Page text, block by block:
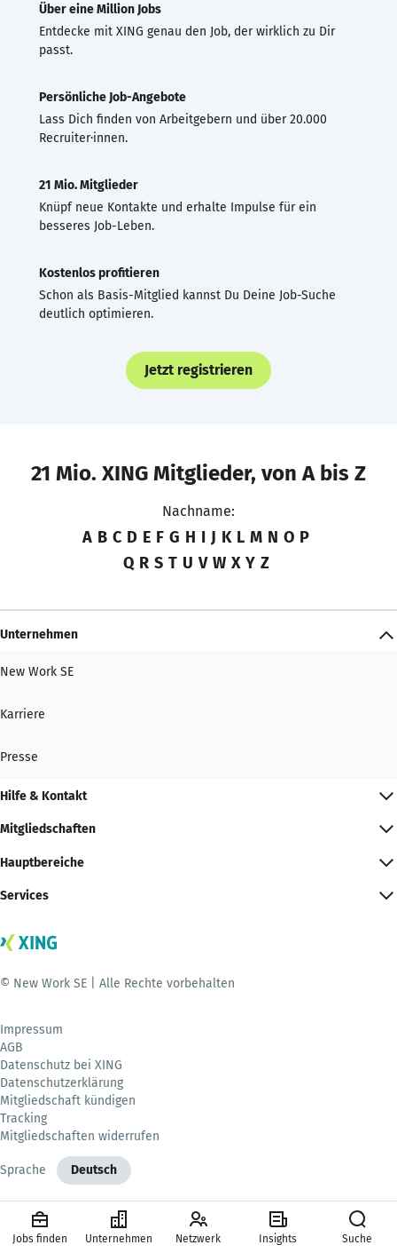
Über eine Million Jobs
Entdecke mit XING genau den Job, der wirklich zu Dir
passt.
Persönliche Job-Angebote
Lass Dich finden von Arbeitgebern und über 20.000
Recruiter·innen.
21 Mio. Mitglieder
Knüpf neue Kontakte und erhalte Impulse für ein
besseres Job-Leben.
Kostenlos profitieren
Schon als Basis-Mitglied kannst Du Deine Job-Suche
deutlich optimieren.
Jetzt registrieren
21 Mio. XING Mitglieder, von A bis Z
Nachname:
A B C D E F G H I J K L M N O P
Q R S T U V W X Y Z
Unternehmen
New Work SE
Karriere
Presse
Hilfe & Kontakt
Mitgliedschaften
Hauptbereiche
Services
© New Work SE | Alle Rechte vorbehalten
Impressum
AGB
Datenschutz bei XING
Datenschutzerklärung
Mitgliedschaft kündigen
Tracking
Mitgliedschaften widerrufen
Sprache Deutsch
Jobs finden Unternehmen Netzwerk Insights Suche